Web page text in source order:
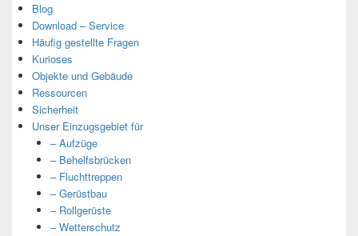
Blog
Download – Service
Häufig gestellte Fragen
Kurioses
Objekte und Gebäude
Ressourcen
Sicherheit
Unser Einzugsgebiet für
– Aufzüge
– Behelfsbrücken
– Fluchttreppen
– Gerüstbau
– Rollgerüste
– Wetterschutz